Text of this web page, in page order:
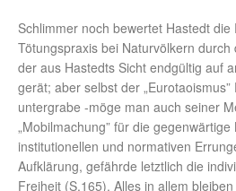
Schlimmer noch bewertet Hastedt
Tötungspraxis bei Naturvölkern
der aus Hastedts Sicht endgültig auf
gerät; aber selbst der
untergrabe -möge man auch seiner
„Mobilmachung” für die
institutionellen und normativen
Aufklärung, gefährde letztlich die
Freiheit (S.165). Alles in allem